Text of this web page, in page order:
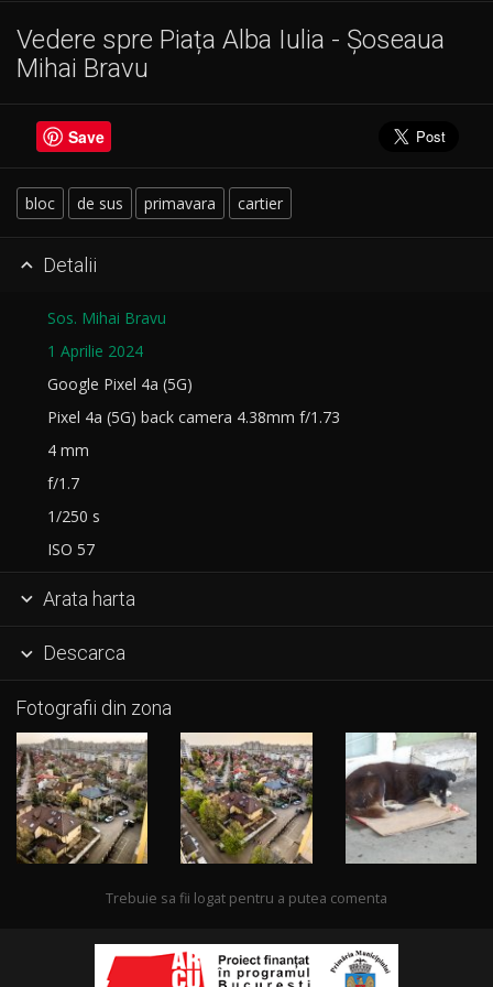
Vedere spre Piața Alba Iulia - Șoseaua
Mihai Bravu
Save
bloc de sus primavara cartier
 Detalii
Sos. Mihai Bravu
1 Aprilie 2024
Google Pixel 4a (5G)
Pixel 4a (5G) back camera 4.38mm f/1.73
4 mm
f/1.7
1/250 s
ISO 57
 Arata harta
 Descarca
Fotografii din zona
Trebuie sa fii logat pentru a putea comenta